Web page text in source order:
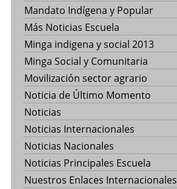
Mandato Indígena y Popular
Más Noticias Escuela
Minga indigena y social 2013
Minga Social y Comunitaria
Movilización sector agrario
Noticia de Último Momento
Noticias
Noticias Internacionales
Noticias Nacionales
Noticias Principales Escuela
Nuestros Enlaces Internacionales